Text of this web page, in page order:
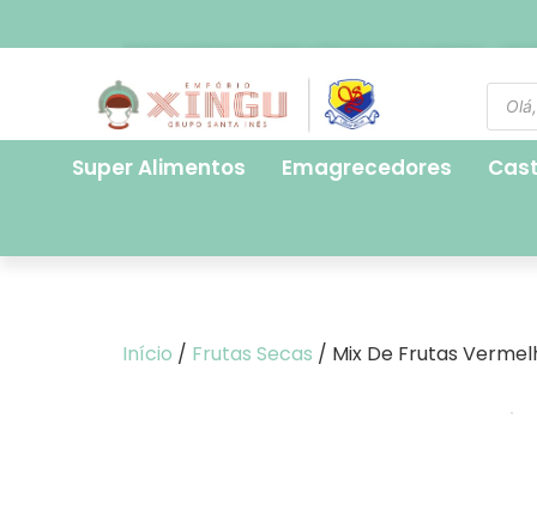
Super Alimentos Emagrecedores
Início / Frutas Secas / Mix De Frutas